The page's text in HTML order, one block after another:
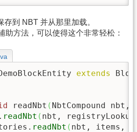
到 NBT 并从那里加载。
助方法，可以使得这个非常轻松：
extends
readNbt ( NbtCompound
. readNbt ( nbt, registryLookup
readNbt ( nbt, items,